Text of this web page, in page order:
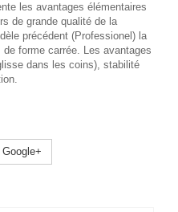
les avantages élémentaires
de grande qualité de la
précédent (Professionel) la
forme carrée. Les avantages
dans les coins), stabilité
Google+